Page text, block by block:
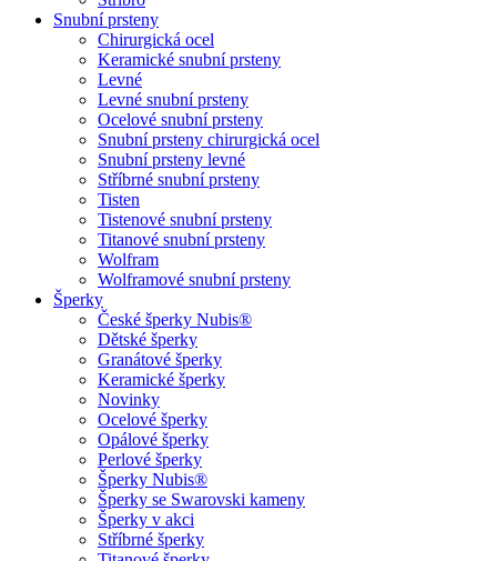
Snubní prsteny
Chirurgická ocel
Keramické snubní prsteny
Levné
Levné snubní prsteny
Ocelové snubní prsteny
Snubní prsteny chirurgická ocel
Snubní prsteny levné
Stříbrné snubní prsteny
Tisten
Tistenové snubní prsteny
Titanové snubní prsteny
Wolfram
Wolframové snubní prsteny
Šperky
České šperky Nubis®
Dětské šperky
Granátové šperky
Keramické šperky
Novinky
Ocelové šperky
Opálové šperky
Perlové šperky
Šperky Nubis®
Šperky se Swarovski kameny
Šperky v akci
Stříbrné šperky